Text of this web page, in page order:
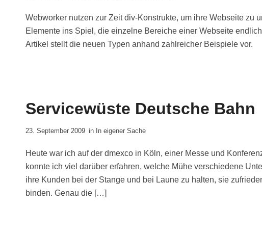
Webworker nutzen zur Zeit div-Konstrukte, um ihre Webseite zu
Elemente ins Spiel, die einzelne Bereiche einer Webseite
Artikel stellt die neuen Typen anhand zahlreicher Beispiele vor.
Servicewüste Deutsche Bahn
23. September 2009 in In eigener Sache
Heute war ich auf der dmexco in Köln, einer Messe und
konnte ich viel darüber erfahren, welche Mühe verschiedene
ihre Kunden bei der Stange und bei Laune zu halten, sie
binden. Genau die […]